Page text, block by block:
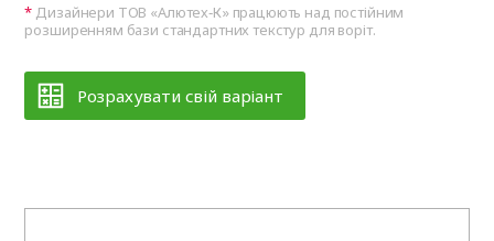
Дизайнери ТОВ «Алютех‑К» працюють над постійним
розширенням бази стандартних текстур для воріт.
Розрахувати свій варіант